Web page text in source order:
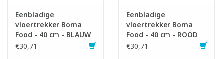
Eenbladige
vloertrekker Boma
Food - 40 cm - BLAUW
€30,71
Eenbladige
vloertrekker Boma
Food - 40 cm - ROOD
€30,71